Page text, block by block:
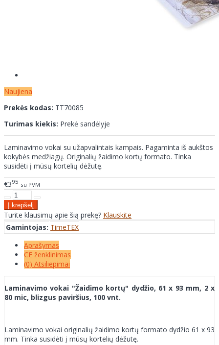
Naujiena
Prekės kodas: TT70085
Turimas kiekis: Prekė sandėlyje
Laminavimo vokai su užapvalintais kampais. Pagaminta iš aukštos
kokybės medžiagų. Originalių žaidimo kortų formato. Tinka
susidėti į mūsų kortelių dėžutę.
€395 su PVM
Turite klausimų apie šią prekę? Klauskite
Gamintojas: TimeTEX
Aprašymas
CE ženklinimas
(0) Atsiliepimai
Laminavimo vokai "Žaidimo kortų" dydžio, 61 x 93 mm, 2 x
80 mic, blizgus paviršius, 100 vnt.
Laminavimo vokai originalių žaidimo kortų formato dydžio 61 x 93
mm. Tinka susidėti į mūsų kortelių dėžutę.